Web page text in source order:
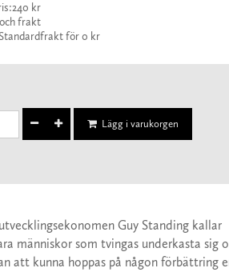
240 kr
frakt
för 0 kr
Lägg i varukorgen
Guy Standing kallar
människor som tvingas underkasta sig
att kunna hoppas på någon förbättring